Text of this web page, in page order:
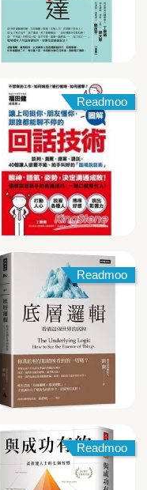
Readmoo
Readmoo
Readmoo